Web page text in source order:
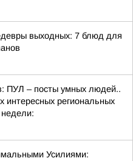
выходных: 7 блюд для
ПУЛ – посты умных людей..
интересных региональных
недели:
Усилиями: